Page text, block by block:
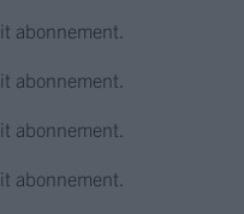
abonnement.
abonnement.
abonnement.
abonnement.